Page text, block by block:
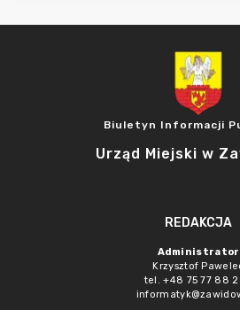
Biuletyn Informacji
Urząd Miejski w
REDAKCJA
Administrator
Krzysztof
tel. +48 75 77 88